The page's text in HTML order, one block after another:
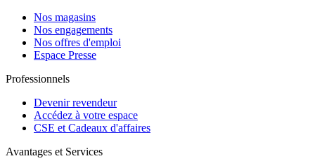
Nos magasins
Nos engagements
Nos offres d'emploi
Espace Presse
Professionnels
Devenir revendeur
Accédez à votre espace
CSE et Cadeaux d'affaires
Avantages et Services